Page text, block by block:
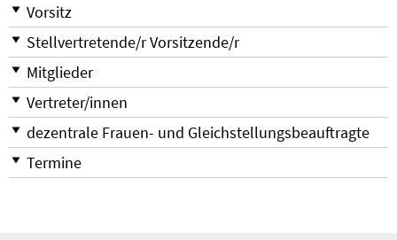
Vorsitz
Stellvertretende/r Vorsitzende/r
Mitglieder
Vertreter/innen
dezentrale Frauen- und Gleichstellungsbeauftragte
Termine